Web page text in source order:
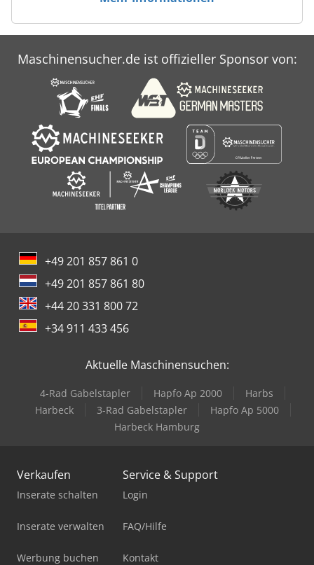
Maschinensucher.de ist offizieller Sponsor von:
+49 201 857 861 0
+49 201 857 861 80
+44 20 331 800 72
+34 911 433 456
Aktuelle Maschinensuchen:
4-Rad Gabelstapler Hapfo Ap 2000
Harbs
Harbeck
3-Rad Gabelstapler
Hapfo Ap 5000
Harbeck Hamburg
Verkaufen
Inserate schalten
Inserate verwalten
Werbung buchen
Service & Support
Login
FAQ/Hilfe
Kontakt